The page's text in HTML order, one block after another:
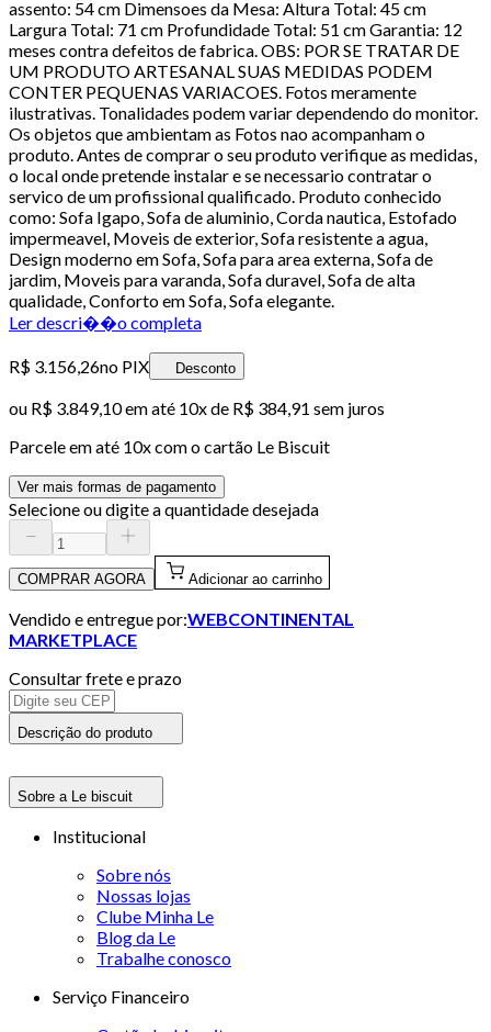
assento: 54 cm Dimensoes da Mesa: Altura Total: 45 cm
Largura Total: 71 cm Profundidade Total: 51 cm Garantia: 12
meses contra defeitos de fabrica. OBS: POR SE TRATAR DE
UM PRODUTO ARTESANAL SUAS MEDIDAS PODEM
CONTER PEQUENAS VARIACOES. Fotos meramente
ilustrativas. Tonalidades podem variar dependendo do monitor.
Os objetos que ambientam as Fotos nao acompanham o
produto. Antes de comprar o seu produto verifique as medidas,
o local onde pretende instalar e se necessario contratar o
servico de um profissional qualificado. Produto conhecido
como: Sofa Igapo, Sofa de aluminio, Corda nautica, Estofado
impermeavel, Moveis de exterior, Sofa resistente a agua,
Design moderno em Sofa, Sofa para area externa, Sofa de
jardim, Moveis para varanda, Sofa duravel, Sofa de alta
qualidade, Conforto em Sofa, Sofa elegante.
Ler descri��o completa
R$ 3.156,26no PIX Desconto
ou R$ 3.849,10em até 10x de R$ 384,91 sem juros
Parcele em até 10x com o cartão Le Biscuit
Ver mais formas de pagamento
Selecione ou digite a quantidade desejada
COMPRAR AGORA Adicionar ao carrinho
Vendido e entregue por:WEBCONTINENTAL
MARKETPLACE
Consultar frete e prazo
Descrição do produto
Sobre a Le biscuit
Institucional
Sobre nós
Nossas lojas
Clube Minha Le
Blog da Le
Trabalhe conosco
Serviço Financeiro